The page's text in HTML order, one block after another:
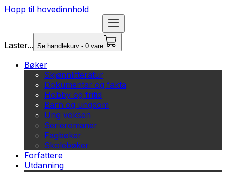
Hopp til hovedinnhold
Laster... Se handlekurv - 0 vare
Bøker
Skjønnlitteratur
Dokumentar og fakta
Hobby og fritid
Barn og ungdom
Ung voksen
Serieromaner
Fagbøker
Skolebøker
Forfattere
Utdanning